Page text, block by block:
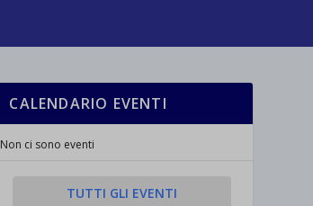
CALENDARIO EVENTI
Non ci sono eventi
TUTTI GLI EVENTI